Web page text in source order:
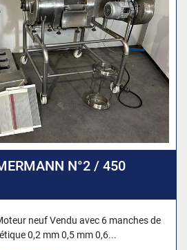
N°2 / 450
neuf Vendu avec 6 manches de
0,2 mm 0,5 mm 0,6...